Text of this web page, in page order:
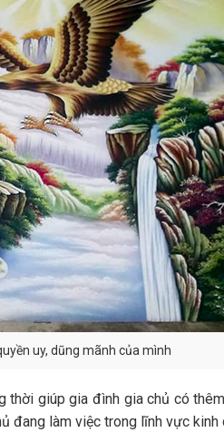
uy, dũng mãnh của mình
thời giúp gia đình gia chủ có
đang làm việc trong lĩnh vực kinh